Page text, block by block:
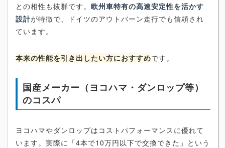
との相性も抜群です。 欧州車特有の高速安定性を活かす
設計が特徴で、ドイツのアウトバーン走行でも信頼され
ています。
本来の性能を引き出したい方におすすめです。
国産メーカー（ヨコハマ・ダンロップ等）
のコスパ
ヨコハマやダンロップはコストパフォーマンスに優れて
います。実際に「4本で10万円以下で交換できた」という